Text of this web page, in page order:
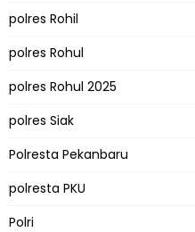
polres Rohil
polres Rohul
polres Rohul 2025
polres Siak
Polresta Pekanbaru
polresta PKU
Polri